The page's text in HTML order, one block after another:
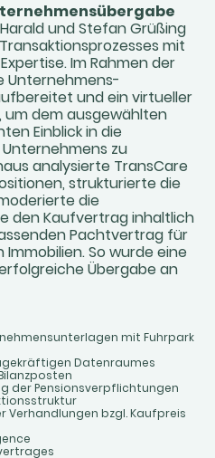
und Stefan Grüßing
mit
Im Rahmen der
Unternehmens-
und ein virtueller
dem ausgewählten
Einblick in die
zu
analysierte TransCare
strukturierte die
die
den Kaufvertrag inhaltlich
Pachtvertrag für
So wurde eine
Übergabe an
mit Fuhrpark
Datenraumes
der Pensionsverpflichtungen
Verhandlungen bzgl. Kaufpreis